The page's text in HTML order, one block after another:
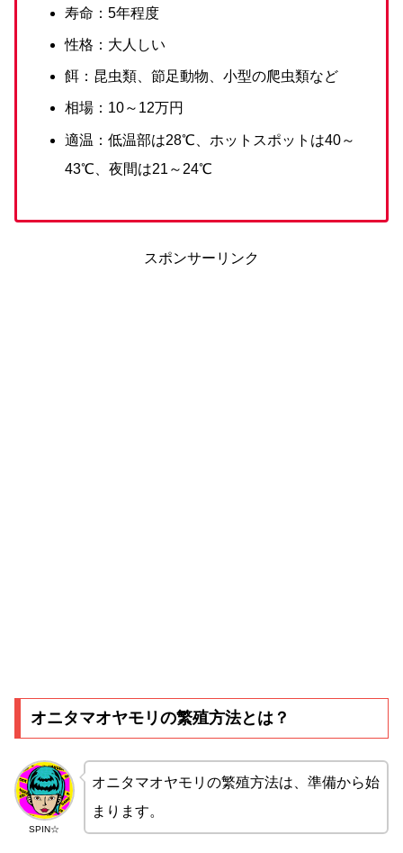
寿命：5年程度
性格：大人しい
餌：昆虫類、節足動物、小型の爬虫類など
相場：10～12万円
適温：低温部は28℃、ホットスポットは40～
43℃、夜間は21～24℃
スポンサーリンク
オニタマオヤモリの繁殖方法とは？
SPIN☆
オニタマオヤモリの繁殖方法は、準備から始
まります。